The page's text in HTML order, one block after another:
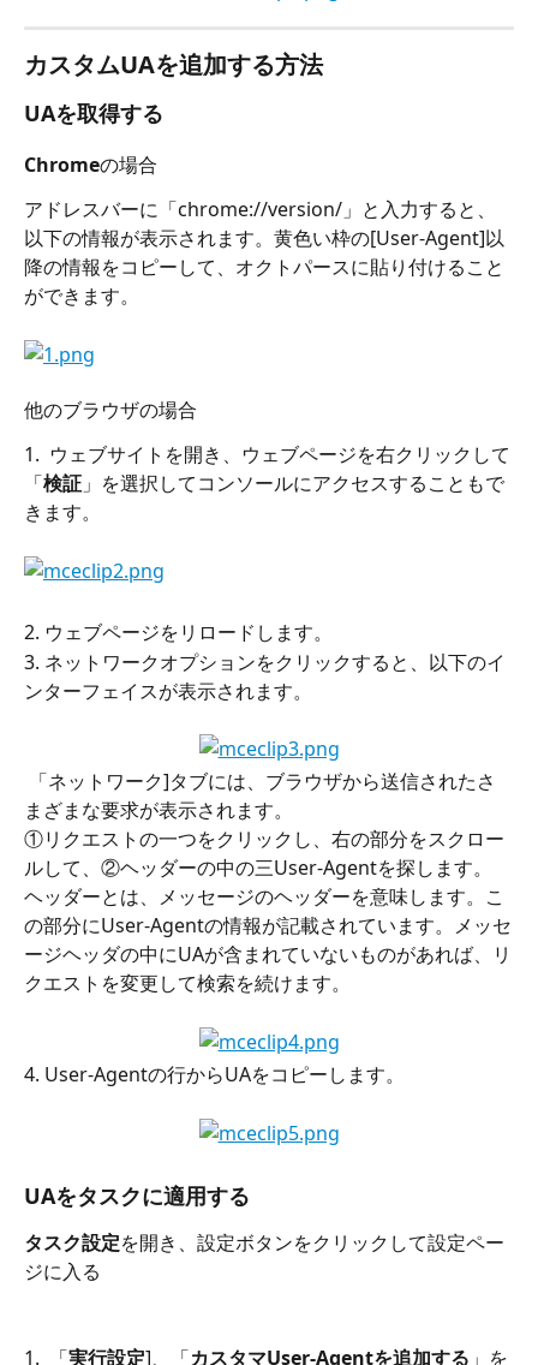
カスタムUAを追加する方法
UAを取得する
Chromeの場合
アドレスバーに「chrome://version/」と入力すると、
以下の情報が表示されます。黄色い枠の[User-Agent]以
降の情報をコピーして、オクトパースに貼り付けること
ができます。
他のブラウザの場合
1.  ウェブサイトを開き、ウェブページを右クリックして
「検証 」を選択してコンソールにアクセスすることもで
きます。
2. ウェブページをリロードします。
3. ネットワークオプションをクリックすると、以下のイ
ンターフェイスが表示されます。
まざまな要求が表示されます。
①リクエストの一つをクリックし、右の部分をスクロー
ルして、②ヘッダーの中の三User-Agentを探します。
ヘッダーとは、メッセージのヘッダーを意味します。こ
の部分にUser-Agentの情報が記載されています。メッセ
ージヘッダの中にUAが含まれていないものがあれば、リ
クエストを変更して検索を続けます。
4. User-Agentの行からUAをコピーします。
UAをタスクに適用する
タスク設定を開き、設定ボタンをクリックして設定ペー
ジに入る
1.  「実行設定]、「カスタマUser-Agentを追加する 」を